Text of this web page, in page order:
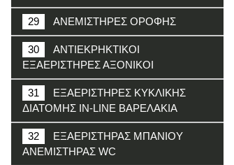
29 ΑΝΕΜΙΣΤΗΡΕΣ ΟΡΟΦΗΣ
30
ΑΝΤΙΕΚΡΗΚΤΙΚΟΙ
ΕΞΑΕΡΙΣΤΗΡΕΣ ΑΞΟΝΙΚΟΙ
31
ΕΞΑΕΡΙΣΤΗΡΕΣ ΚΥΚΛΙΚΗΣ
ΔΙΑΤΟΜΗΣ IN-LINE ΒΑΡΕΛΑΚΙΑ
32
ΕΞΑΕΡΙΣΤΗΡΑΣ ΜΠΑΝΙΟΥ
ΑΝΕΜΙΣΤΗΡΑΣ WC